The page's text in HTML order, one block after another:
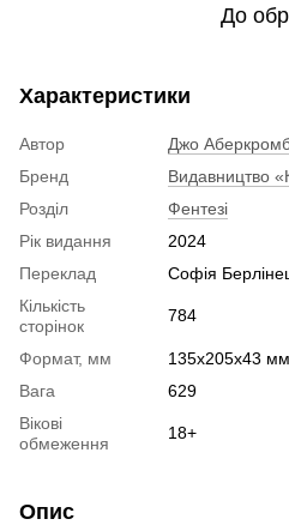
До
Характеристики
Автор
Джо
Бренд
Видавництво
Розділ
Фентезі
Рік видання
2024
Переклад
Софія
Кількість
сторінок
784
Формат, мм
135х205х43 мм
Вага
629
Вікові
обмеження
18+
Опис